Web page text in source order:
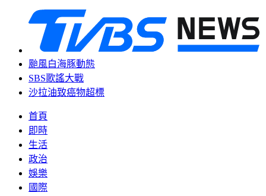
颱風白海豚動態
SBS歌謠大戰
沙拉油致癌物超標
首頁
即時
生活
政治
娛樂
國際